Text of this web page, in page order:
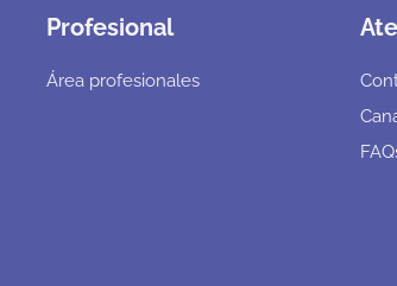
Profesional
Área profesionales